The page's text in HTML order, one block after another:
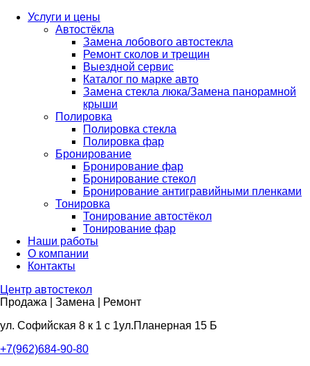
Услуги и цены
Автостёкла
Замена лобового автостекла
Ремонт сколов и трещин
Выездной сервис
Каталог по марке авто
Замена стекла люка/Замена панорамной
крыши
Полировка
Полировка стекла
Полировка фар
Бронирование
Бронирование фар
Бронирование стекол
Бронирование антигравийными пленками
Тонировка
Тонирование автостёкол
Тонирование фар
Наши работы
О компании
Контакты
Центр автостекол
Продажа | Замена | Ремонт
ул. Софийская 8 к 1 с 1ул.Планерная 15 Б
+7(962)684-90-80